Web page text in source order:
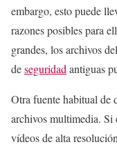
embargo, esto puede
razones posibles para
grandes, los archivos
deseguridadantiguas
Otra fuente habitual de
archivos multimedia. Si
vídeos de alta